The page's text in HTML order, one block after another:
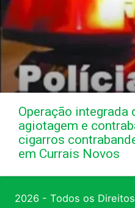
Operação integrada
agiotagem e
cigarros
em Currais Novos
2026 - Todos os